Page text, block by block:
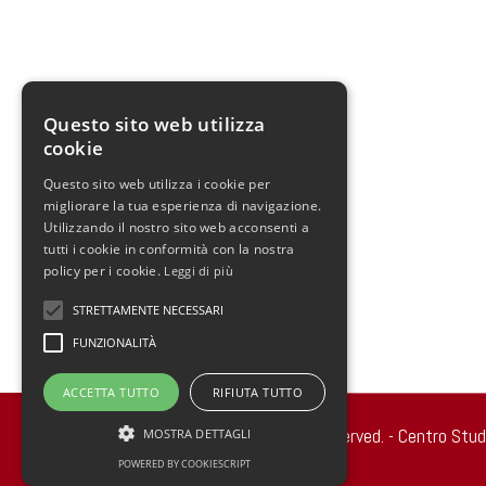
Copyright 2022 © all rights reserved. - Centro
Questo sito web utilizza
cookie
Questo sito web utilizza i cookie per
migliorare la tua esperienza di navigazione.
Utilizzando il nostro sito web acconsenti a
tutti i cookie in conformità con la nostra
policy per i cookie. Leggi di più
STRETTAMENTE NECESSARI
FUNZIONALITÀ
ACCETTA TUTTO RIFIUTA TUTTO
MOSTRA DETTAGLI
POWERED BY COOKIESCRIPT